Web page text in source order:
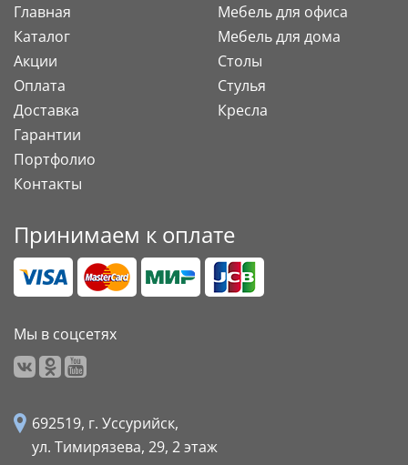
Главная
Каталог
Акции
Оплата
Доставка
Гарантии
Портфолио
Контакты
Мебель для офиса
Мебель для дома
Столы
Стулья
Кресла
Принимаем к оплате
Мы в соцсетях
692519, г. Уссурийск,
ул. Тимирязева, 29, 2 этаж